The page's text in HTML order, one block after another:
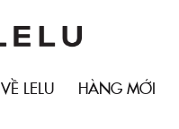
VỀ LELU HÀNG MỚI